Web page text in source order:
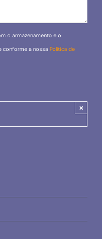
o armazenamento e o
conforme a nossa Política de
×